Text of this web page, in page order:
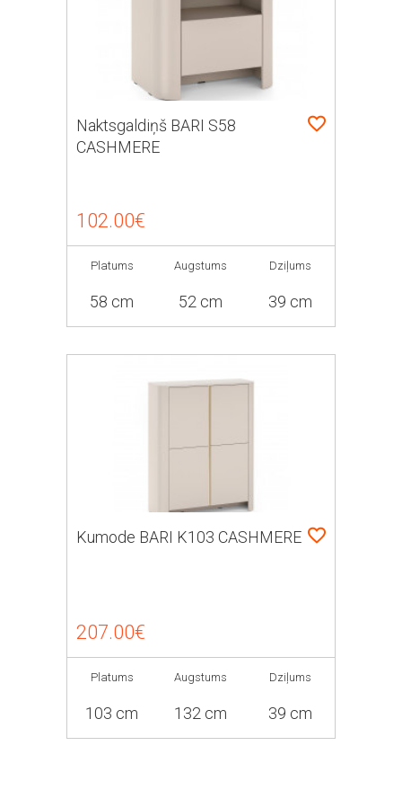
Naktsgaldiņš BARI S58
CASHMERE
102.00€
Platums
58 cm
Augstums
52 cm
Dziļums
39 cm
Kumode BARI K103 CASHMERE
207.00€
Platums
103 cm
Augstums
132 cm
Dziļums
39 cm